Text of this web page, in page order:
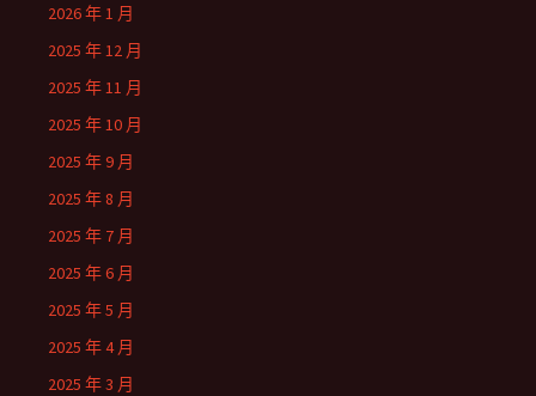
2026 年 1 月
2025 年 12 月
2025 年 11 月
2025 年 10 月
2025 年 9 月
2025 年 8 月
2025 年 7 月
2025 年 6 月
2025 年 5 月
2025 年 4 月
2025 年 3 月